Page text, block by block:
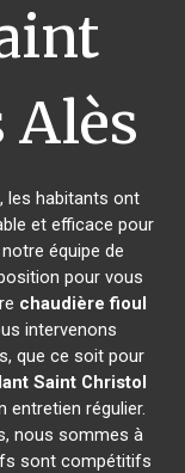
Alès
, les habitants ont
et efficace pour
équipe de
pour vous
chaudière fioul
intervenons
que ce soit pour
Saint Christol
entretien régulier.
nous sommes à
sont compétitifs